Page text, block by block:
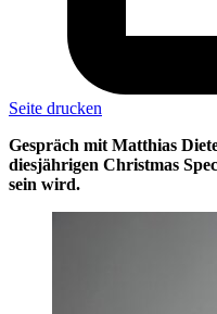
Seite drucken
Gespräch mit Matthias
diesjährigen Christmas
sein wird.